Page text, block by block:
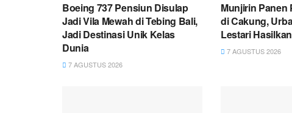
Boeing 737 Pensiun Disulap
Jadi Vila Mewah di Tebing Bali,
Jadi Destinasi Unik Kelas
Dunia
7 AGUSTUS 2026
Munjirin Panen
di Cakung,
Lestari
7 AGUSTUS 2026